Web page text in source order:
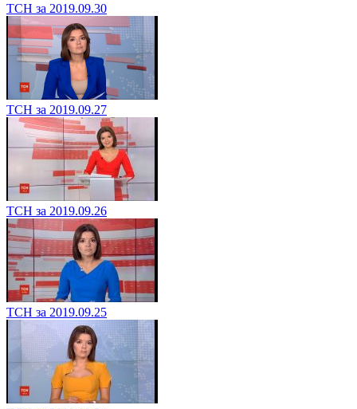
ТСН за 2019.09.30
ТСН за 2019.09.27
ТСН за 2019.09.26
ТСН за 2019.09.25